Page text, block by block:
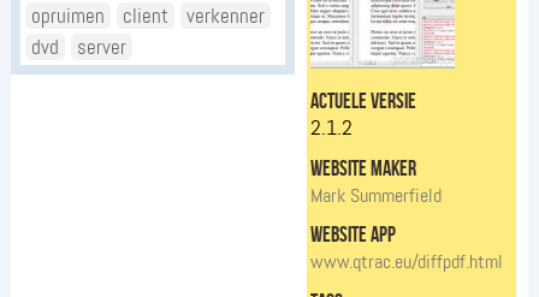
opruimen
client
verkenner
dvd
server
actuele versie
2.1.2
website maker
Mark Summerfield
website app
www.qtrac.eu/diffpdf.html